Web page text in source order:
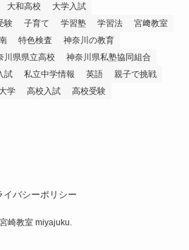
大和高校
大学入試
験 子育て 学習塾 学習法
宮﨑教室
特色検査
神奈川の教育
川県県立高校
神奈川県私塾協同組合
試 私立中学情報 英語
親子で挑戦
学 高校入試 高校受験
イバシーポリシー
崎教室 miyajuku.